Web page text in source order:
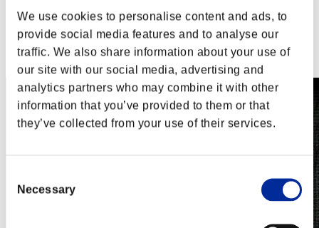
We use cookies to personalise content and ads, to
provide social media features and to analyse our
traffic. We also share information about your use of
our site with our social media, advertising and
analytics partners who may combine it with other
information that you’ve provided to them or that
they’ve collected from your use of their services.
Selection
Necessary
Xbox One®
Xbox 360®
Steam
Nintendo Switch™